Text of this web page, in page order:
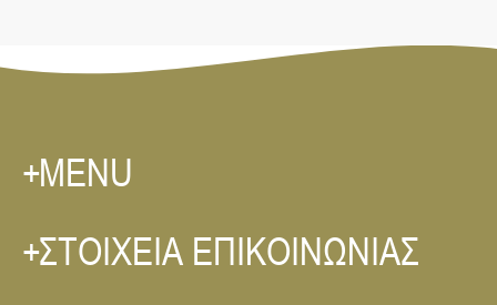
MENU
ΣΤΟΙΧΕΙΑ ΕΠΙΚΟΙΝΩΝΙΑΣ